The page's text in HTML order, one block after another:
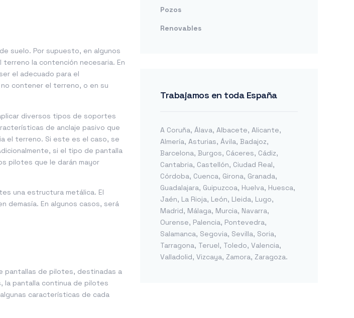
suelo. Por supuesto, en algunos
la contención necesaria. En
el adecuado para el
contener el terreno, o en su
diversos tipos de soportes
de anclaje pasivo que
el terreno. Si este es el caso, se
si el tipo de pantalla
pilotes que le darán mayor
una estructura metálica. El
demasía. En algunos casos, será
pantallas de pilotes, destinadas a
la pantalla continua de pilotes
características de cada
Pozos
Renovables
Trabajamos en toda España
A Coruña, Álava, Albacete, Alicante,
Almería, Asturias, Ávila, Badajoz,
Barcelona, Burgos, Cáceres, Cádiz,
Cantabria, Castellón, Ciudad Real,
Córdoba, Cuenca, Girona, Granada,
Guadalajara, Guipuzcoa, Huelva, Huesca,
Jaén, La Rioja, León, Lleida, Lugo,
Madrid, Málaga, Murcia, Navarra,
Ourense, Palencia, Pontevedra,
Salamanca, Segovia, Sevilla, Soria,
Tarragona, Teruel, Toledo, Valencia,
Valladolid, Vizcaya, Zamora, Zaragoza.